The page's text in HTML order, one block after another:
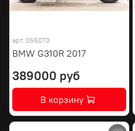
арт. 056073
BMW G310R 2017
389000 руб
В корзину